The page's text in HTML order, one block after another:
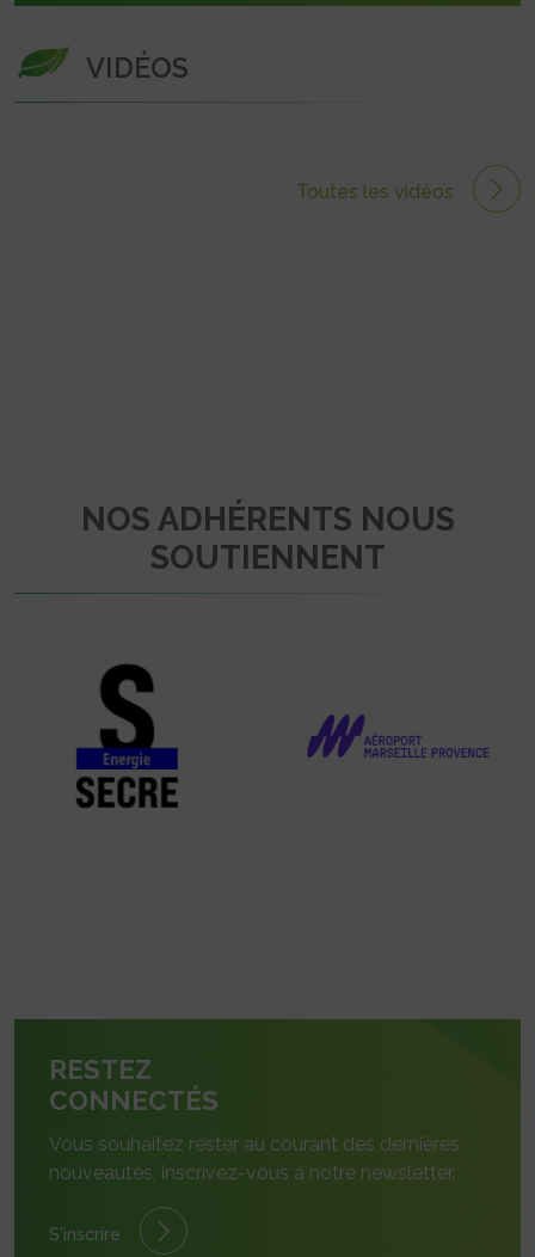
VIDÉOS
Toutes les vidéos
NOS ADHÉRENTS NOUS
SOUTIENNENT
RESTEZ
CONNECTÉS
Vous souhaitez rester au courant des dernières
nouveautés, inscrivez-vous à notre newsletter.
S'inscrire